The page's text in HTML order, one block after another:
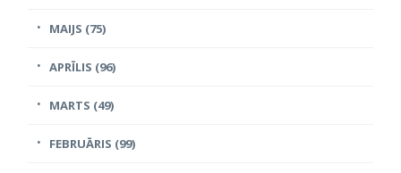
MAIJS (75)
APRĪLIS (96)
MARTS (49)
FEBRUĀRIS (99)